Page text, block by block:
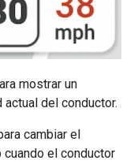
mostrar un
del conductor.
cambiar el
el conductor